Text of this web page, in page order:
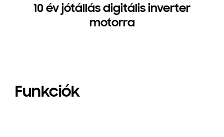
10 év jótállás digitális inverter
motorra
Funkciók